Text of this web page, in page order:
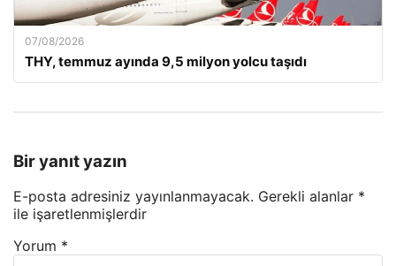
07/08/2026
THY, temmuz ayında 9,5 milyon yolcu taşıdı
Bir yanıt yazın
E-posta adresiniz yayınlanmayacak. Gerekli alanlar *
ile işaretlenmişlerdir
Yorum *